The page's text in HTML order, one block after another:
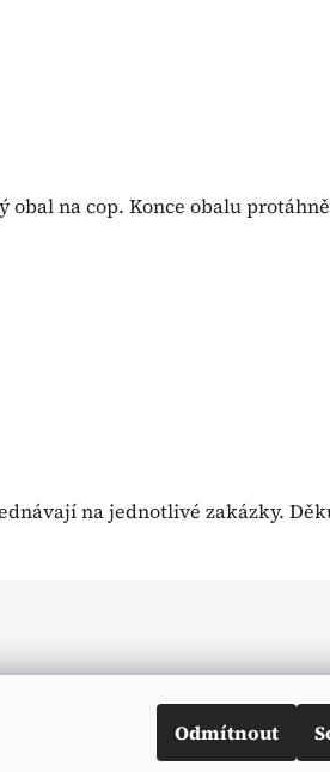
Odmítnout
na cop. Konce obalu
na jednotlivé zakázky.